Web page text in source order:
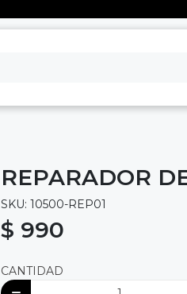
REPARADOR
SKU: 10500-REP01
$ 990
CANTIDAD